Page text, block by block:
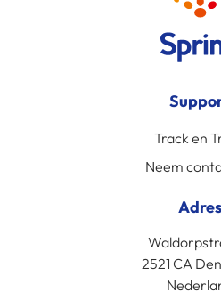
Track en
Neem
Adres
2521 CA